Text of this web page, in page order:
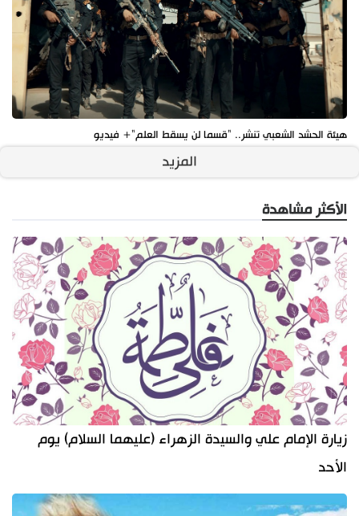
هيئة الحشد الشعبي تنشر.. "قسما لن يسقط العلم"+ فيديو
المزيد
الأكثر مشاهدة
زيارة الإمام علي والسيدة الزهراء (عليهما السلام) يوم
الأحد